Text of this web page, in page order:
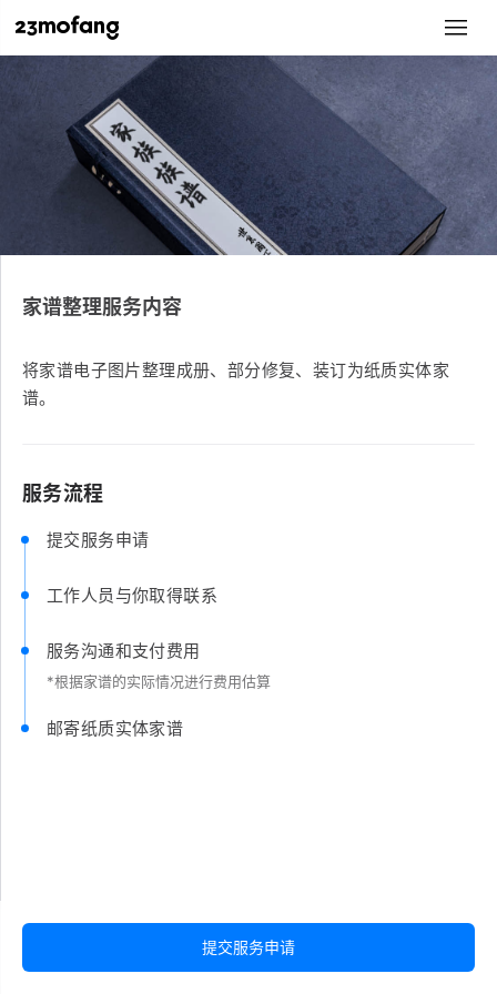
家谱整理服务内容
将家谱电子图片整理成册、部分修复、装订为纸质实体家
谱。
服务流程
提交服务申请
工作人员与你取得联系
服务沟通和支付费用
*根据家谱的实际情况进行费用估算
邮寄纸质实体家谱
提交服务申请